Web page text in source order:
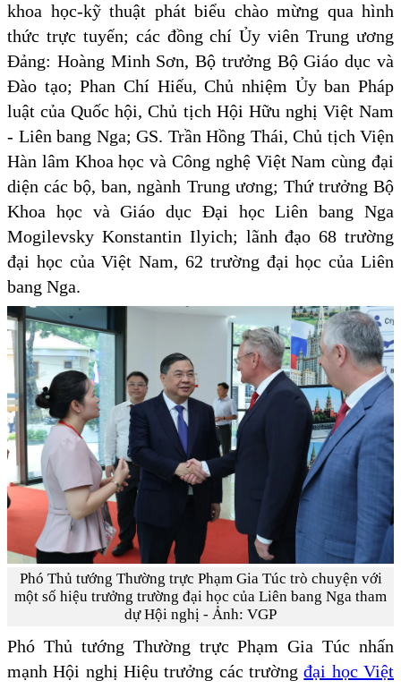
khoa học-kỹ thuật phát biểu chào mừng qua hình
thức trực tuyến; các đồng chí Ủy viên Trung ương
Đảng: Hoàng Minh Sơn, Bộ trưởng Bộ Giáo dục và
Đào tạo; Phan Chí Hiếu, Chủ nhiệm Ủy ban Pháp
luật của Quốc hội, Chủ tịch Hội Hữu nghị Việt Nam
- Liên bang Nga; GS. Trần Hồng Thái, Chủ tịch Viện
Hàn lâm Khoa học và Công nghệ Việt Nam cùng đại
diện các bộ, ban, ngành Trung ương; Thứ trưởng Bộ
Khoa học và Giáo dục Đại học Liên bang Nga
Mogilevsky Konstantin Ilyich; lãnh đạo 68 trường
đại học của Việt Nam, 62 trường đại học của Liên
bang Nga.
Phó Thủ tướng Thường trực Phạm Gia Túc trò chuyện với
một số hiệu trưởng trường đại học của Liên bang Nga tham
dự Hội nghị - Ảnh: VGP
Phó Thủ tướng Thường trực Phạm Gia Túc nhấn
mạnh Hội nghị Hiệu trưởng các trườngđại học Việt